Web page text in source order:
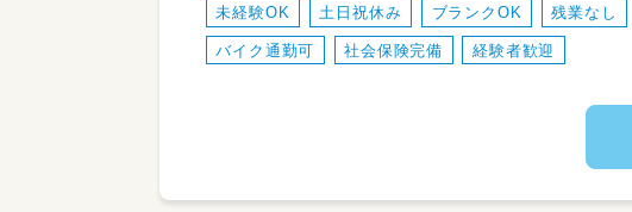
未経験OK 土日祝休み ブランクOK 残業なし
バイク通勤可 社会保険完備 経験者歓迎